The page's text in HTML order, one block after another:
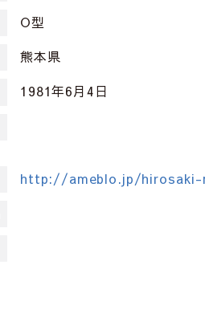
O型
熊本県
1981年6月4日
http://ameblo.jp/